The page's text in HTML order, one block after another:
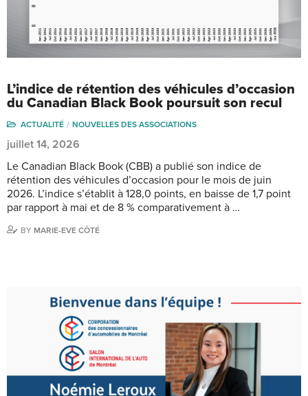
L’indice de rétention des véhicules d’occasion
du Canadian Black Book poursuit son recul
ACTUALITÉ NOUVELLES DES ASSOCIATIONS
juillet 14, 2026
Le Canadian Black Book (CBB) a publié son indice de
rétention des véhicules d’occasion pour le mois de juin
2026. L’indice s’établit à 128,0 points, en baisse de 1,7 point
par rapport à mai et de 8 % comparativement à …
BY MARIE-EVE CÔTÉ